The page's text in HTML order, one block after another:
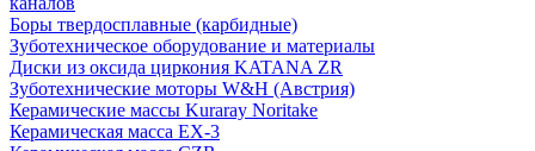
Боры твердосплавные (карбидные)
Зуботехническое оборудование и материалы
Диски из оксида циркония KATANA ZR
Зуботехнические моторы W&H (Австрия)
Керамические массы Kuraray Noritake
Керамическая масса EX-3